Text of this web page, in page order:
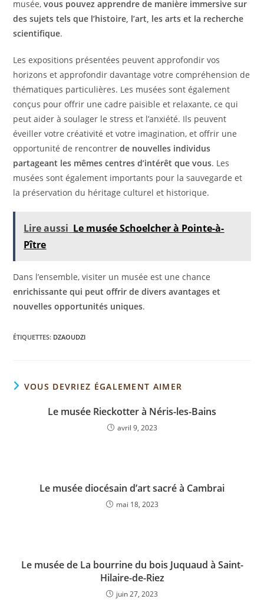
musée,vous pouvez apprendre de manière immersive sur
des sujets tels que l’histoire, l’art, les arts et la recherche
scientifique.
Les expositions présentées peuvent approfondir vos
horizons et approfondir davantage votre compréhension de
thématiques particulières. Les musées sont également
conçus pour offrir une cadre paisible et relaxante, ce qui
peut aider à soulager le stress et l’anxiété. Ils peuvent
éveiller votre créativité et votre imagination, et offrir une
opportunité de rencontrerde nouvelles individus
partageant les mêmes centres d’intérêt que vous. Les
musées sont également importants pour la sauvegarde et
la préservation du héritage culturel et historique.
Lire aussi Le musée Schoelcher à Pointe-à-
Pître
Dans l’ensemble, visiter un musée est une chance
enrichissante qui peut offrir de divers avantages et
nouvelles opportunités uniques.
ÉTIQUETTES: DZAOUDZI
VOUS DEVRIEZ ÉGALEMENT AIMER
Le musée Rieckotter à Néris-les-Bains
avril 9, 2023
Le musée diocésain d’art sacré à Cambrai
mai 18, 2023
Le musée de La bourrine du bois Juquaud à Saint-
Hilaire-de-Riez
juin 27, 2023